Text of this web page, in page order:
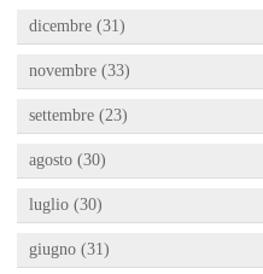
dicembre (31)
novembre (33)
settembre (23)
agosto (30)
luglio (30)
giugno (31)